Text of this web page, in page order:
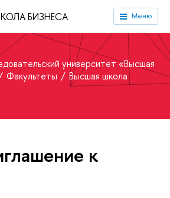
БИЗНЕСА Меню
университет «Высшая
Факультеты
Высшая школа
к